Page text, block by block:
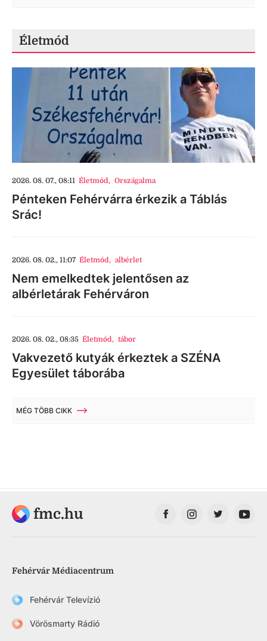
Életmód
2026. 08. 07., 08:11 Életmód, Országalma
Pénteken Fehérvárra érkezik a Táblás
Srác!
2026. 08. 02., 11:07 Életmód, albérlet
Nem emelkedtek jelentősen az
albérletárak Fehérváron
2026. 08. 02., 08:35 Életmód, tábor
Vakvezető kutyák érkeztek a SZÉNA
Egyesület táborába
MÉG TÖBB CIKK
fmc.hu
Fehérvár Médiacentrum
Fehérvár Televízió
Vörösmarty Rádió